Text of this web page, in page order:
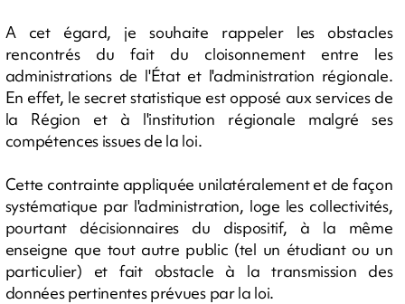
A cet égard, je souhaite rappeler les obstacles
rencontrés du fait du cloisonnement entre les
administrations de l'État et l'administration régionale.
En effet, le secret statistique est opposé aux services de
la Région et à l'institution régionale malgré ses
compétences issues de la loi.
Cette contrainte appliquée unilatéralement et de façon
systématique par l'administration, loge les collectivités,
pourtant décisionnaires du dispositif, à la même
enseigne que tout autre public (tel un étudiant ou un
particulier) et fait obstacle à la transmission des
données pertinentes prévues par la loi.